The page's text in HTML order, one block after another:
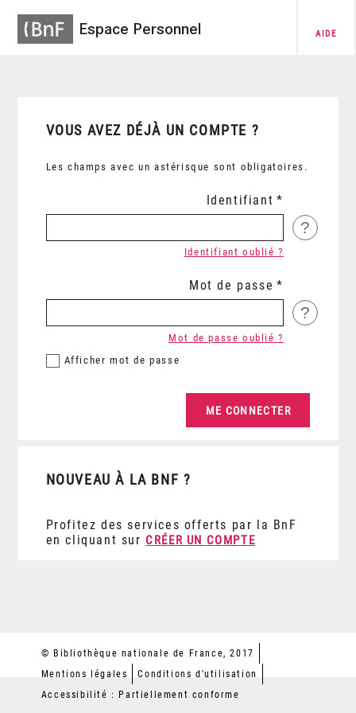
Espace Personnel AIDE
VOUS AVEZ DÉJÀ UN COMPTE ?
Les champs avec un astérisque sont obligatoires.
Identifiant
?
Identifiant oublié ?
Mot de passe
?
Afficher mot de passe
Mot de passe oublié ?
NOUVEAU À LA BNF ?
Profitez des services offerts par la BnF
en cliquant sur CRÉER UN COMPTE
© Bibliothèque nationale de France, 2017
Mentions légales
Conditions d'utilisation
Accessibilité : Partiellement conforme